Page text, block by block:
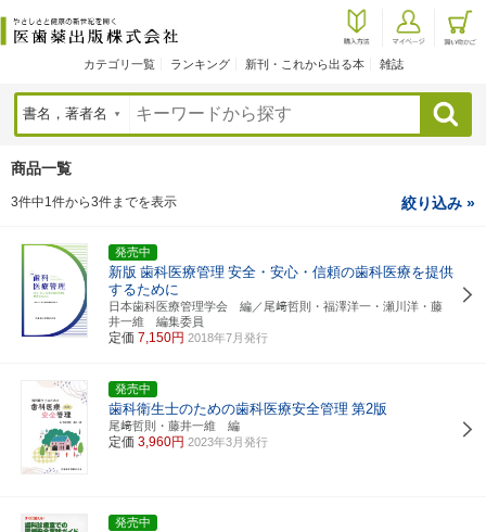
カテゴリ一覧 ランキング 新刊・これから出る本 雑誌
検索
商品一覧
3件中1件から3件までを表示 絞り込み »
発売中
新版 歯科医療管理 安全・安心・信頼の歯科医療を提供
するために
日本歯科医療管理学会 編／尾﨑哲則・福澤洋一・瀬川洋・藤
井一維 編集委員
定価 7,150円 2018年7月発行
発売中
歯科衛生士のための歯科医療安全管理 第2版
尾﨑哲則・藤井一維 編
定価 3,960円 2023年3月発行
発売中